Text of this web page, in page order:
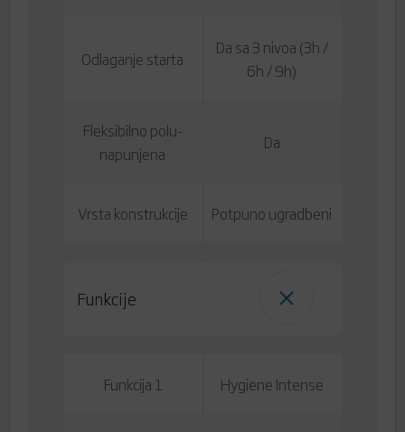
Odlaganje starta
Da sa 3 nivoa (3h /
6h / 9h)
Fleksibilno polu-
napunjena
Da
Vrsta konstrukcije Potpuno ugradbeni
Funkcije
Funkcija 1 Hygiene Intense